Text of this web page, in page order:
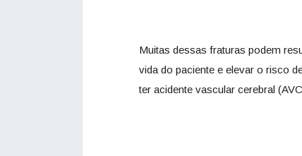
Muitas dessas fraturas podem
vida do paciente e elevar o risco
ter acidente vascular cerebral